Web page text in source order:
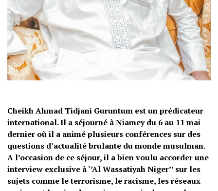
Cheikh Ahmad Tidjani Guruntum est un prédicateur
international. Il a séjourné à Niamey du 6 au 11 mai
dernier où il a animé plusieurs conférences sur des
questions d’actualité brulante du monde musulman.
A l’occasion de ce séjour, il a bien voulu accorder une
interview exclusive à ‘’Al Wassatiyah Niger’’ sur les
sujets comme le terrorisme, le racisme, les réseaux